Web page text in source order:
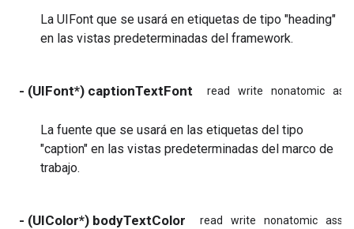
La UIFont que se usará en etiquetas de tipo "heading"
en las vistas predeterminadas del framework.
- (UIFont*) captionTextFont read write nonatomic
La fuente que se usará en las etiquetas del tipo
"caption" en las vistas predeterminadas del marco de
trabajo.
- (UIColor*) bodyTextColor read write nonatomic